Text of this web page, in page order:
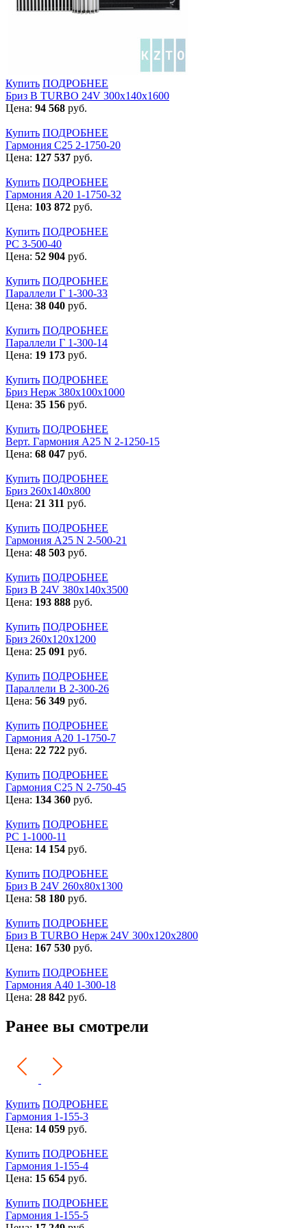
Купить ПОДРОБНЕЕ
Бриз В TURBO 24V 300х140х1600
Цена: 94 568 руб.
Купить ПОДРОБНЕЕ
Гармония С25 2-1750-20
Цена: 127 537 руб.
Купить ПОДРОБНЕЕ
Гармония А20 1-1750-32
Цена: 103 872 руб.
Купить ПОДРОБНЕЕ
РС 3-500-40
Цена: 52 904 руб.
Купить ПОДРОБНЕЕ
Параллели Г 1-300-33
Цена: 38 040 руб.
Купить ПОДРОБНЕЕ
Параллели Г 1-300-14
Цена: 19 173 руб.
Купить ПОДРОБНЕЕ
Бриз Нерж 380х100х1000
Цена: 35 156 руб.
Купить ПОДРОБНЕЕ
Верт. Гармония А25 N 2-1250-15
Цена: 68 047 руб.
Купить ПОДРОБНЕЕ
Бриз 260х140х800
Цена: 21 311 руб.
Купить ПОДРОБНЕЕ
Гармония А25 N 2-500-21
Цена: 48 503 руб.
Купить ПОДРОБНЕЕ
Бриз В 24V 380x140x3500
Цена: 193 888 руб.
Купить ПОДРОБНЕЕ
Бриз 260х120х1200
Цена: 25 091 руб.
Купить ПОДРОБНЕЕ
Параллели В 2-300-26
Цена: 56 349 руб.
Купить ПОДРОБНЕЕ
Гармония А20 1-1750-7
Цена: 22 722 руб.
Купить ПОДРОБНЕЕ
Гармония С25 N 2-750-45
Цена: 134 360 руб.
Купить ПОДРОБНЕЕ
РС 1-1000-11
Цена: 14 154 руб.
Купить ПОДРОБНЕЕ
Бриз В 24V 260x80x1300
Цена: 58 180 руб.
Купить ПОДРОБНЕЕ
Бриз В TURBO Нерж 24V 300х120х2800
Цена: 167 530 руб.
Купить ПОДРОБНЕЕ
Гармония А40 1-300-18
Цена: 28 842 руб.
Ранее вы смотрели
Купить ПОДРОБНЕЕ
Гармония 1-155-3
Цена: 14 059 руб.
Купить ПОДРОБНЕЕ
Гармония 1-155-4
Цена: 15 654 руб.
Купить ПОДРОБНЕЕ
Гармония 1-155-5